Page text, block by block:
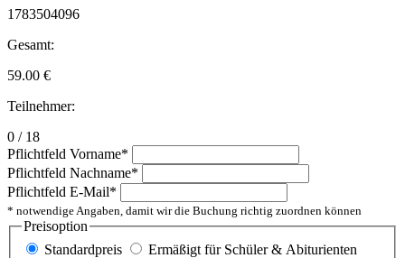
1783504096
Gesamt:
59.00 €
Teilnehmer:
0 / 18
Pflichtfeld Vorname*
Pflichtfeld Nachname*
Pflichtfeld E-Mail*
* notwendige Angaben, damit wir die Buchung richtig zuordnen können
Preisoption
Standardpreis
Ermäßigt für Schüler & Abiturienten